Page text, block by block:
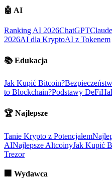
🤖 AI
Ranking AI 2026ChatGPTClaude
2026AI dla KryptoAI z Tokenem
📚 Edukacja
Jak Kupić Bitcoin?
to Blockchain?Podstawy DeFi
🏆 Najlepsze
Tanie Krypto z Potencjałem
AINajlepsze AltcoinyJak Kupić
Trezor
🏢 Wydawca